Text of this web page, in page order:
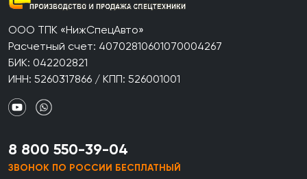
ООО ТПК «НижСпецАвто»
Расчетный счет: 40702810601070004267
БИК: 042202821
ИНН: 5260317866 / КПП: 526001001
8 800 550-39-04
ЗВОНОК ПО РОССИИ БЕСПЛАТНЫЙ